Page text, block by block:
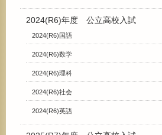
2024(R6)年度 公立高校入試
2024(R6)国語
2024(R6)数学
2024(R6)理科
2024(R6)社会
2024(R6)英語